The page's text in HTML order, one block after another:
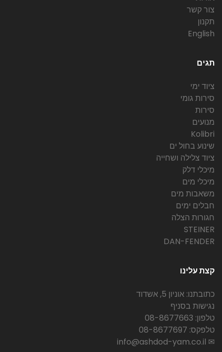
צור קשר
תקנון
English
תגים
ציוד ימי
סירות גומי
סירות
מנועים
Kolibri
שינוע בחול ים
ציוד צלילה ושחייה
מיכלי דלק
מיכלי מים
משאבות מים
חבלים ימים
חגורות הצלה
STEINER
DAN-FENDER
קצת עלינו
כתובתנו: אוניון 5, אשדוד
נגישות בסניף
טלפון: 08-8677663
טלפקס: 08-8677697
✉ info@ashdod-yam.co.il